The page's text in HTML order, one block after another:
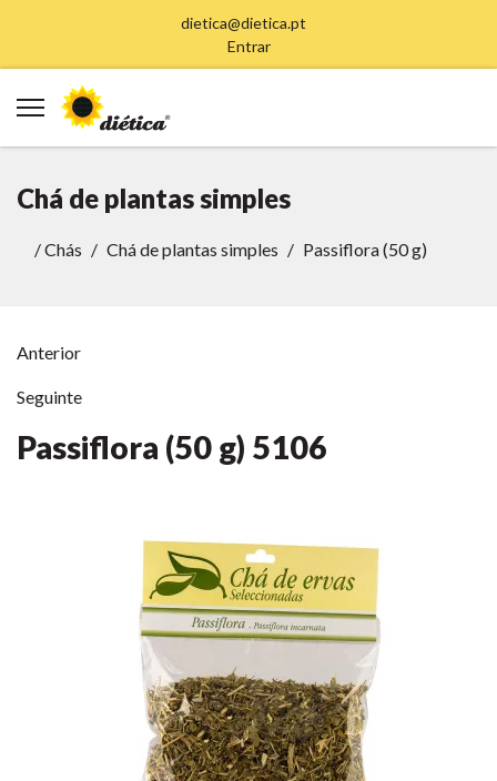
dietica@dietica.pt
Entrar
Chá de plantas simples
/Chás Chá de plantas simples Passiflora (50 g)
Anterior
Seguinte
Passiflora (50 g) 5106